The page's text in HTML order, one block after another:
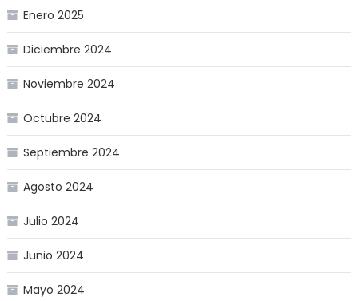
Enero 2025
Diciembre 2024
Noviembre 2024
Octubre 2024
Septiembre 2024
Agosto 2024
Julio 2024
Junio 2024
Mayo 2024